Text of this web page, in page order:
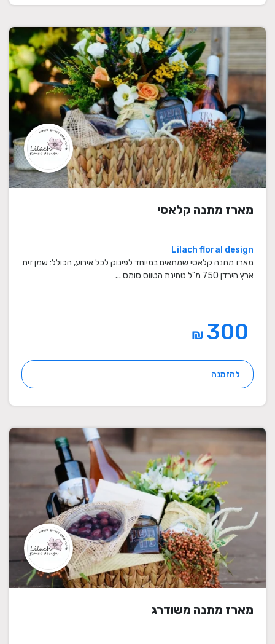
מארז מתנה קלאסי
Lilach floral design
מארז מתנה קלאסי שמתאים במיוחד לפינוק לכל אירוע, הכולל: שמן זית
ארץ הירדן 750 מ"ל טחינת הטווס סומס ...
₪
להזמנה
מארז מתנה משודרג